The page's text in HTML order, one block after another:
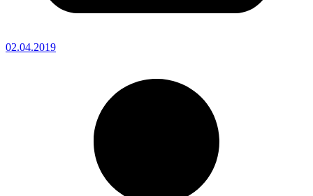
02.04.2019